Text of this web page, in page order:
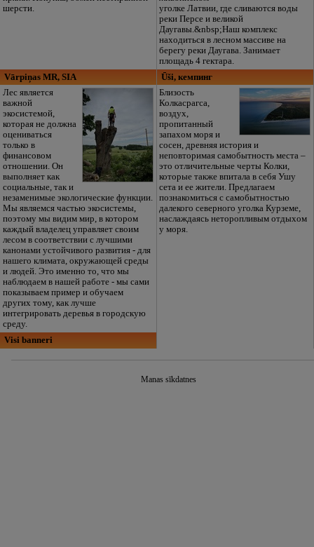
шерсти.
уголке Латвии, где сливаются воды
реки Персе и великой
Даугавы.&nbsp;Наш комплекс
находиться в лесном массиве на
берегу реки Даугава. Занимает
площадь 4 гектара.
Vārpiņas MR, SIA
Лес является
важной
экосистемой,
которая не должна
оцениваться
только в
финансовом
отношении. Он
выполняет как
социальные, так и
незаменимые экологические функции.
Мы являемся частью экосистемы,
поэтому мы видим мир, в котором
каждый владелец управляет своим
лесом в соответствии с лучшими
канонами устойчивого развития - для
нашего климата, окружающей среды
и людей. Это именно то, что мы
наблюдаем в нашей работе - мы сами
показываем пример и обучаем
других тому, как лучше
интегрировать деревья в городскую
среду.
Ūši, кемпинг
Близость
Колкасрагса,
воздух,
пропитанный
запахом моря и
сосен, древняя история и
неповторимая самобытность места –
это отличительные черты Колки,
которые также впитала в себя Ушу
сета и ее жители. Предлагаем
познакомиться с самобытностью
далекого северного уголка Курземе,
наслаждаясь неторопливым отдыхом
у моря.
Visi banneri
Manas sīkdatnes